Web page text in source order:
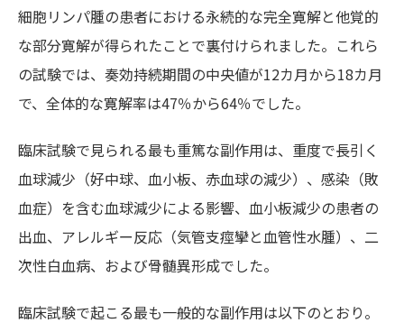
細胞リンパ腫の患者における永続的な完全寛解と他覚的
な部分寛解が得られたことで裏付けられました。これら
の試験では、奏効持続期間の中央値が12カ月から18カ月
で、全体的な寛解率は47％から64％でした。
臨床試験で見られる最も重篤な副作用は、重度で長引く
血球減少（好中球、血小板、赤血球の減少）、感染（敗
血症）を含む血球減少による影響、血小板減少の患者の
出血、アレルギー反応（気管支痙攣と血管性水腫）、二
次性白血病、および骨髄異形成でした。
臨床試験で起こる最も一般的な副作用は以下のとおり。